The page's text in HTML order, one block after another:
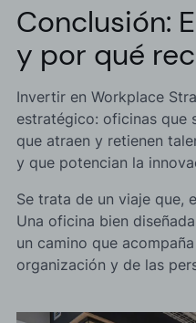
Conclusión:
y por qué
Invertir en Workplace
estratégico: oficinas que
que atraen y retienen
y que potencian la
Se trata de un viaje que,
Una oficina bien
un camino que
organización y de las